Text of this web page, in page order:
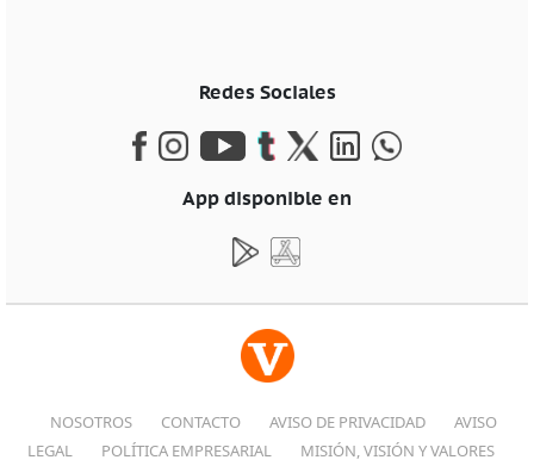
Redes Sociales
App disponible en
NOSOTROS CONTACTO AVISO DE PRIVACIDAD
AVISO
LEGAL
POLÍTICA EMPRESARIAL MISIÓN, VISIÓN Y VALORES